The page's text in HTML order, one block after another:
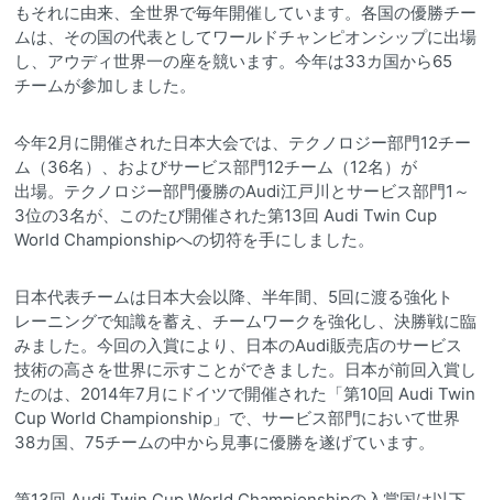
もそれに由来、全世界で毎年開催しています。各国の優勝チー
ムは、その国の代表としてワールドチャンピオンシップに出場
し、アウディ世界一の座を競います。今年は33カ国から65
チームが参加しました。
今年2月に開催された日本大会では、テクノロジー部門12チー
ム（36名）、およびサービス部門12チーム（12名）が
出場。テクノロジー部門優勝のAudi江戸川とサービス部門1～
3位の3名が、このたび開催された第13回 Audi Twin Cup
World Championshipへの切符を手にしました。
日本代表チームは日本大会以降、半年間、5回に渡る強化ト
レーニングで知識を蓄え、チームワークを強化し、決勝戦に臨
みました。今回の入賞により、日本のAudi販売店のサービス
技術の高さを世界に示すことができました。日本が前回入賞し
たのは、2014年7月にドイツで開催された「第10回 Audi Twin
Cup World Championship」で、サービス部門において世界
38カ国、75チームの中から見事に優勝を遂げています。